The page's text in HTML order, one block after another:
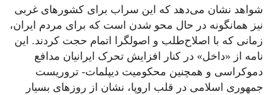
شواهد نشان می‌دهد که این سراب برای کشورهای غربی
نیز همانگونه در حال محو شدن است که برای مردم ایران،
زمانی که با اصلاح‌طلب و اصولگرا اتمام حجت کردند. این
نامه از «داخل» در کنار افزایش تحرک ایرانیان مدافع
دموکراسی و همچنین محکومیت دیپلمات- تروریست
جمهوری اسلامی در قلب اروپا، نشان از روزهای بسیار